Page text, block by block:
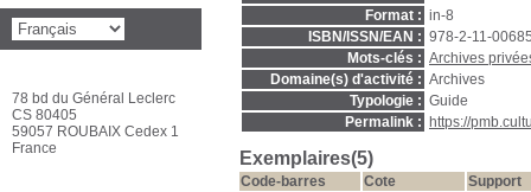
Format : in-8
ISBN/ISSN/EAN : 978-2-11-
Mots-clés : Archives
Domaine(s) d'activité : Archives
Typologie : Guide
Permalink :
https://
Exemplaires(5)
Code-barres Cote
Support
78 bd du Général Leclerc
CS 80405
59057 ROUBAIX Cedex 1
France